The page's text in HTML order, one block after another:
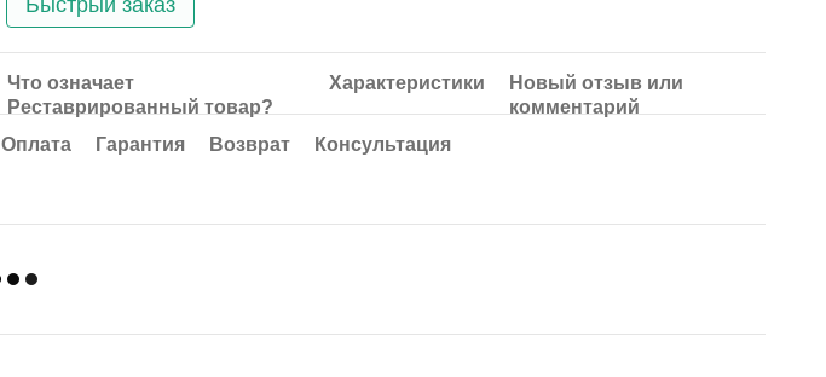
Быстрый заказ
Что означает
Реставрированный товар?
Характеристики
Новый отзыв или
комментарий
Оплата Гарантия Возврат Консультация